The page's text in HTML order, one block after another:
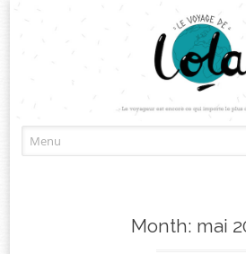
to
Month: mai